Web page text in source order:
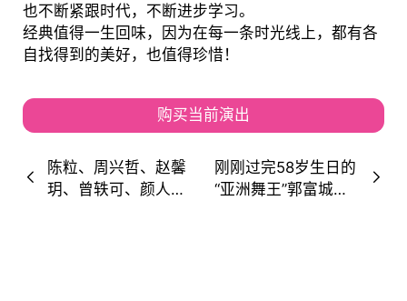
也不断紧跟时代，不断进步学习。
经典值得一生回味，因为在每一条时光线上，都有各
自找得到的美好，也值得珍惜！
购买当前演出
陈粒、周兴哲、赵馨
玥、曾轶可、颜人
刚刚过完58岁生日的
“亚洲舞王”郭富城，